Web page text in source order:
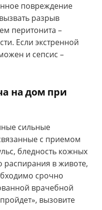
повреждение
разрыв
перитонита –
Если экстренной
и сепсис –
на дом при
сильные
с приемом
бледность кожных
распирания в животе,
срочно
врачебной
вызовите